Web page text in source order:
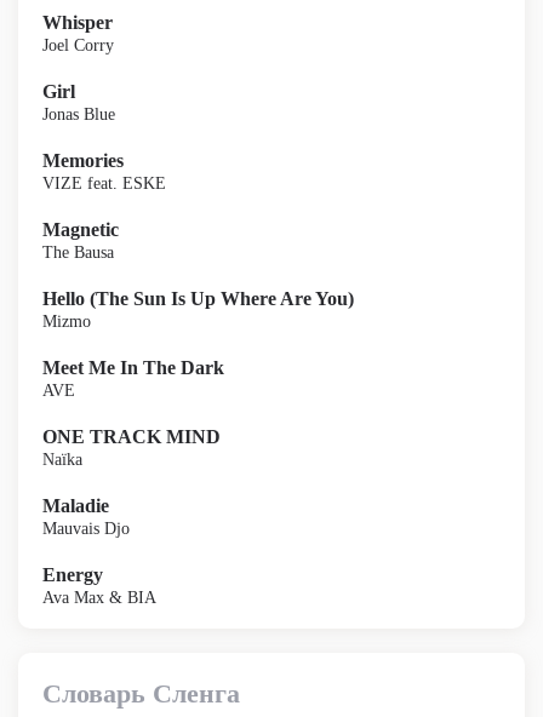
Whisper
Joel Corry
Girl
Jonas Blue
Memories
VIZE feat. ESKE
Magnetic
The Bausa
Hello (The Sun Is Up Where Are You)
Mizmo
Meet Me In The Dark
AVE
ONE TRACK MIND
Naïka
Maladie
Mauvais Djo
Energy
Ava Max & BIA
Словарь Сленга